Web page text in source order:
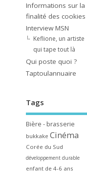
Informations sur la
finalité des cookies
Interview MSN
Keflione, un artiste
qui tape tout là
Qui poste quoi ?
Taptoulannuaire
Tags
Bière - brasserie
bukkake Cinéma
Corée du Sud
développement durable
enfant de 4-6 ans